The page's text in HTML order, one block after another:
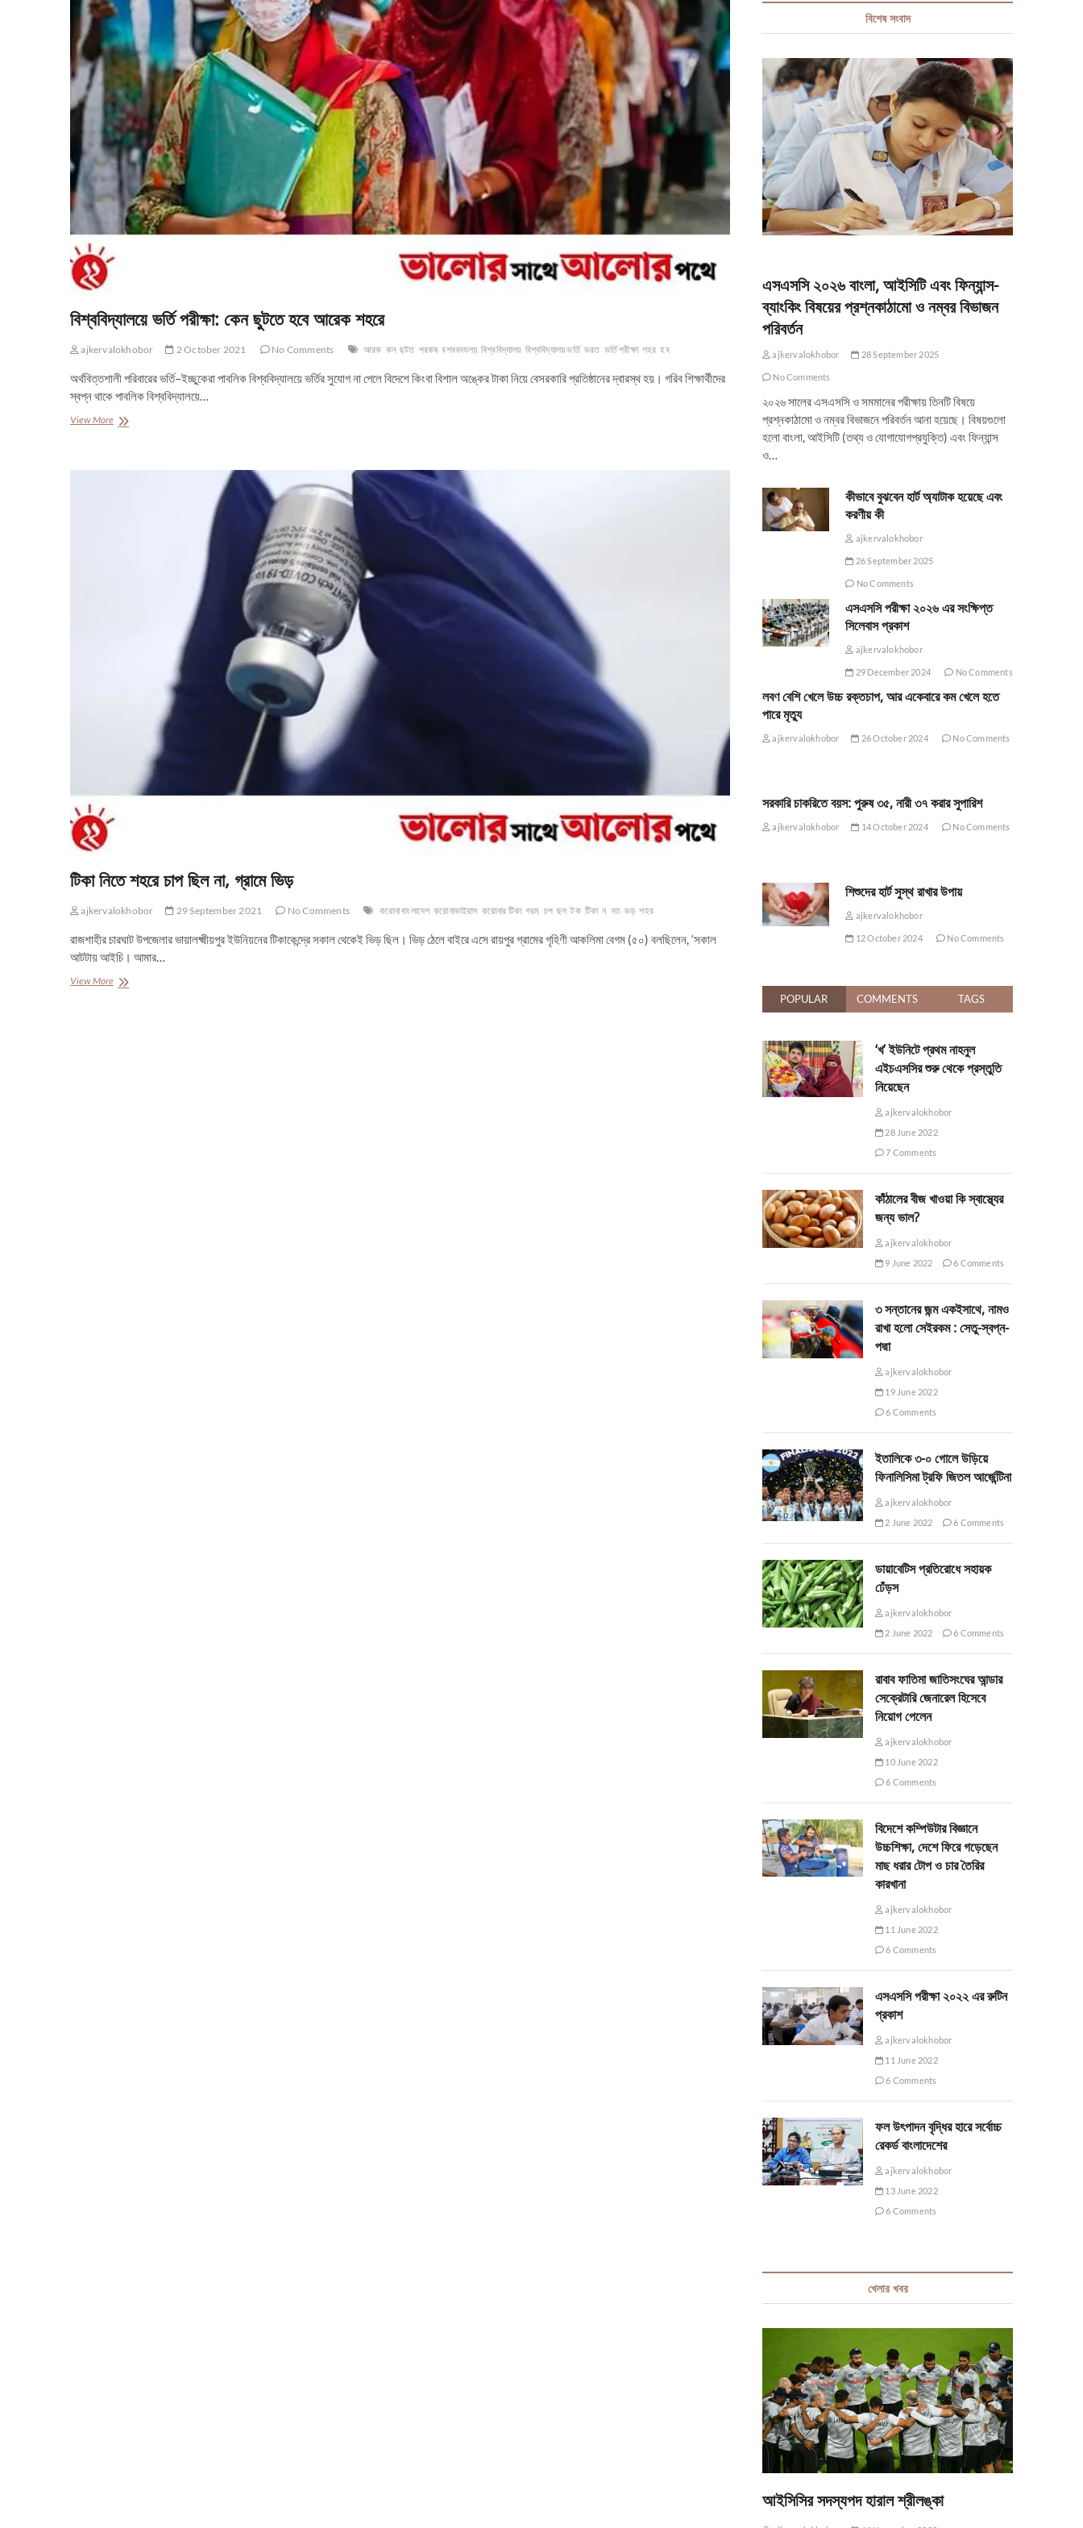
বিশ্ববিদ্যালয়ে ভর্তি পরীক্ষা: কেন ছুটতে হবে আরেক শহরে
ajkervalokhobor 2 October 2021 No Comments আরক কন ছটত পরকষ বশববদযলয় বিশ্ববিদ্যালয় বিশ্ববিদ্যালয় ভর্তি ভরত ভর্তি পরীক্ষা শহর হব
অর্থবিত্তশালী পরিবারের ভর্তি–ইচ্ছুকেরা পাবলিক বিশ্ববিদ্যালয়ে ভর্তির সুযোগ না পেলে বিদেশে কিংবা বিশাল অঙ্কের টাকা নিয়ে বেসরকারি প্রতিষ্ঠানের দ্বারস্থ হয়। গরিব শিক্ষার্থীদের
স্বপ্ন থাকে পাবলিক বিশ্ববিদ্যালয়ে…
View Moreবিশ্ববিদ্যালয়ে
টিকা নিতে শহরে চাপ ছিল না, গ্রামে ভিড়
ajkervalokhobor 29 September 2021 No Comments করোনা বাংলাদেশ করোনাভাইরাস করোনার টিকা গরম চপ ছল টক টিকা ন নত ভড় শহর
রাজশাহীর চারঘাট উপজেলার ভায়ালক্ষ্মীয়পুর ইউনিয়নের টিকাকেন্দ্রে সকাল থেকেই ভিড় ছিল। ভিড় ঠেলে বাইরে এসে রায়পুর গ্রামের গৃহিণী আকলিমা বেগম (৫০) বলছিলেন, ‘সকাল
আটটায় আইচি। আমার…
View Moreটিকা
বিশেষ সংবাদ
এসএসসি ২০২৬ বাংলা, আইসিটি এবং ফিন্যান্স-
ব্যাংকিং বিষয়ের প্রশ্নকাঠামো ও নম্বর বিভাজন
পরিবর্তন
ajkervalokhobor 28 September 2025
No Comments
২০২৬ সালের এসএসসি ও সমমানের পরীক্ষায় তিনটি বিষয়ে
প্রশ্নকাঠামো ও নম্বর বিভাজনে পরিবর্তন আনা হয়েছে। বিষয়গুলো
হলো বাংলা, আইসিটি (তথ্য ও যোগাযোগপ্রযুক্তি) এবং ফিন্যান্স
ও…
কীভাবে বুঝবেন হার্ট অ্যাটাক হয়েছে এবং
করণীয় কী
ajkervalokhobor
26 September 2025
No Comments
এসএসসি পরীক্ষা ২০২৬ এর সংক্ষিপ্ত
সিলেবাস প্রকাশ
ajkervalokhobor
29 December 2024 No Comments
লবণ বেশি খেলে উচ্চ রক্তচাপ, আর একেবারে কম খেলে হতে
পারে মৃত্যু
ajkervalokhobor 26 October 2024 No Comments
সরকারি চাকরিতে বয়স: পুরুষ ৩৫, নারী ৩৭ করার সুপারিশ
ajkervalokhobor 14 October 2024 No Comments
শিশুদের হার্ট সুস্থ রাখার উপায়
ajkervalokhobor
12 October 2024 No Comments
POPULAR COMMENTS TAGS
‘খ’ ইউনিটে প্রথম নাহনুল
এইচএসসির শুরু থেকে প্রস্তুতি
নিয়েছেন
ajkervalokhobor
28 June 2022
7 Comments
কাঁঠালের বীজ খাওয়া কি স্বাস্থ্যের
জন্য ভাল?
ajkervalokhobor
9 June 2022
6 Comments
৩ সন্তানের জন্ম একইসাথে, নামও
রাখা হলো সেইরকম : সেতু-স্বপ্ন-
পদ্মা
ajkervalokhobor
19 June 2022
6 Comments
ইতালিকে ৩-০ গোলে উড়িয়ে
ফিনালিসিমা ট্রফি জিতল আর্জেন্টিনা
ajkervalokhobor
2 June 2022
6 Comments
ডায়াবেটিস প্রতিরোধে সহায়ক
ঢেঁড়স
ajkervalokhobor
2 June 2022
6 Comments
রাবাব ফাতিমা জাতিসংঘের আন্ডার
সেক্রেটারি জেনারেল হিসেবে
নিয়োগ পেলেন
ajkervalokhobor
10 June 2022
6 Comments
বিদেশে কম্পিউটার বিজ্ঞানে
উচ্চশিক্ষা, দেশে ফিরে গড়েছেন
মাছ ধরার টোপ ও চার তৈরির
কারখানা
ajkervalokhobor
11 June 2022
6 Comments
এসএসসি পরীক্ষা ২০২২ এর রুটিন
প্রকাশ
ajkervalokhobor
11 June 2022
6 Comments
ফল উৎপাদন বৃদ্ধির হারে সর্বোচ্চ
রেকর্ড বাংলাদেশের
ajkervalokhobor
13 June 2022
6 Comments
খেলার খবর
আইসিসির সদস্যপদ হারাল শ্রীলঙ্কা